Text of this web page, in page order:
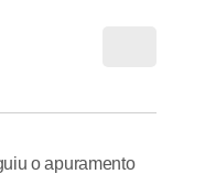
o apuramento